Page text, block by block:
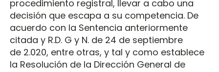
procedimiento registral, llevar a cabo una
decisión que escapa a su competencia. De
acuerdo con la Sentencia anteriormente
citada y R.D. G y N. de 24 de septiembre
de 2.020, entre otras, y tal y como establece
la Resolución de la Dirección General de